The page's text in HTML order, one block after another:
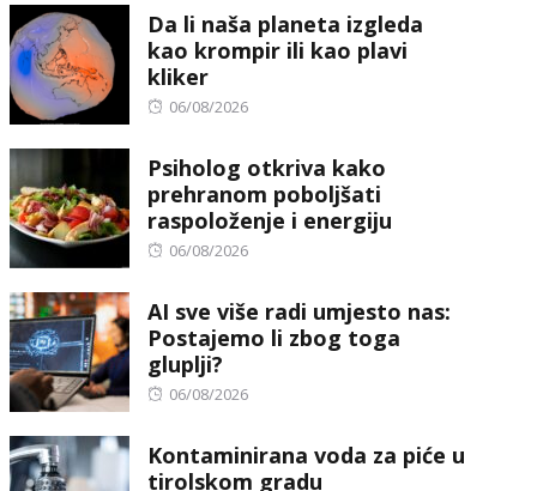
Da li naša planeta izgleda
kao krompir ili kao plavi
kliker
Posted
06/08/2026
Psiholog otkriva kako
prehranom poboljšati
raspoloženje i energiju
Posted
06/08/2026
AI sve više radi umjesto nas:
Postajemo li zbog toga
gluplji?
Posted
06/08/2026
Kontaminirana voda za piće u
tirolskom gradu